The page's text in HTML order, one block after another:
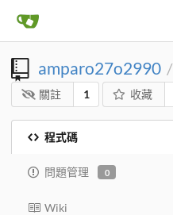
amparo27o2990 /
關註 1 收藏
程式碼
問題管理 0
Wiki